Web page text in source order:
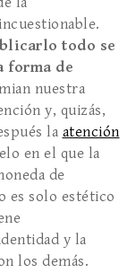
todo se
forma de
nuestra
y, quizás,
la atención
en el que la
de
es solo estético
y la
los demás.